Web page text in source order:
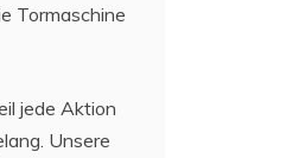
Tormaschine
jede Aktion
Unsere